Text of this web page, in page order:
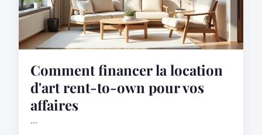
Comment financer la location
d'art rent-to-own pour vos
affaires
...